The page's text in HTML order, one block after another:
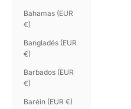
Bahamas (EUR
€)
Bangladés (EUR
€)
Barbados (EUR
€)
Baréin (EUR €)